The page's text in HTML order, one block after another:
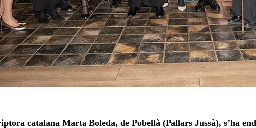
catalana Marta Boleda, de Pobellà (Pallars Jussà), s’ha